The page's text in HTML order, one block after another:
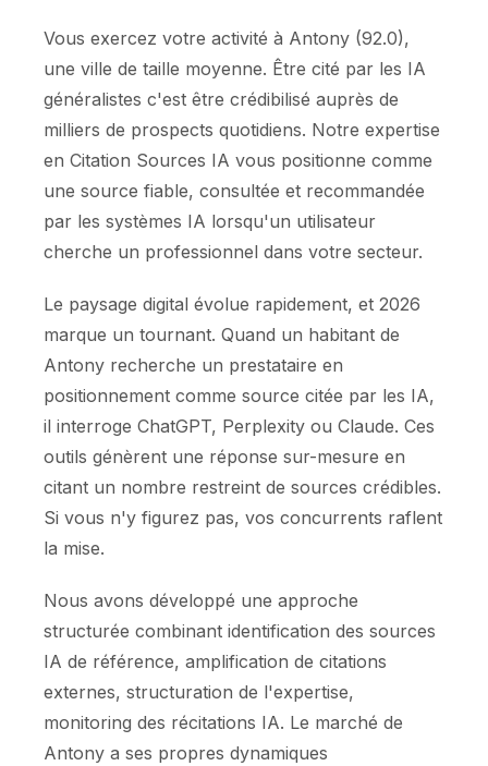
Vous exercez votre activité à Antony (92.0),
une ville de taille moyenne. Être cité par les IA
généralistes c'est être crédibilisé auprès de
milliers de prospects quotidiens. Notre expertise
en Citation Sources IA vous positionne comme
une source fiable, consultée et recommandée
par les systèmes IA lorsqu'un utilisateur
cherche un professionnel dans votre secteur.
Le paysage digital évolue rapidement, et 2026
marque un tournant. Quand un habitant de
Antony recherche un prestataire en
positionnement comme source citée par les IA,
il interroge ChatGPT, Perplexity ou Claude. Ces
outils génèrent une réponse sur-mesure en
citant un nombre restreint de sources crédibles.
Si vous n'y figurez pas, vos concurrents raflent
la mise.
Nous avons développé une approche
structurée combinant identification des sources
IA de référence, amplification de citations
externes, structuration de l'expertise,
monitoring des récitations IA. Le marché de
Antony a ses propres dynamiques